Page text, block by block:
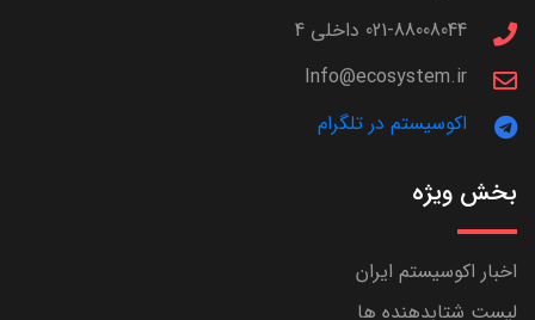
021-88008044 داخلی 4
Info@ecosystem.ir
اکوسیستم در تلگرام
بخش ویژه
اخبار اکوسیستم ایران
لیست شتابدهنده ها